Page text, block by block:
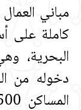
مباني
كاملة على
البحرية،
دخوله من